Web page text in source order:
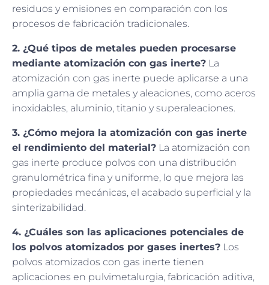
residuos y emisiones en comparación con los
procesos de fabricación tradicionales.
2. ¿Qué tipos de metales pueden procesarse
mediante atomización con gas inerte? La
atomización con gas inerte puede aplicarse a una
amplia gama de metales y aleaciones, como aceros
inoxidables, aluminio, titanio y superaleaciones.
3. ¿Cómo mejora la atomización con gas inerte
el rendimiento del material? La atomización con
gas inerte produce polvos con una distribución
granulométrica fina y uniforme, lo que mejora las
propiedades mecánicas, el acabado superficial y la
sinterizabilidad.
4. ¿Cuáles son las aplicaciones potenciales de
los polvos atomizados por gases inertes? Los
polvos atomizados con gas inerte tienen
aplicaciones en pulvimetalurgia, fabricación aditiva,